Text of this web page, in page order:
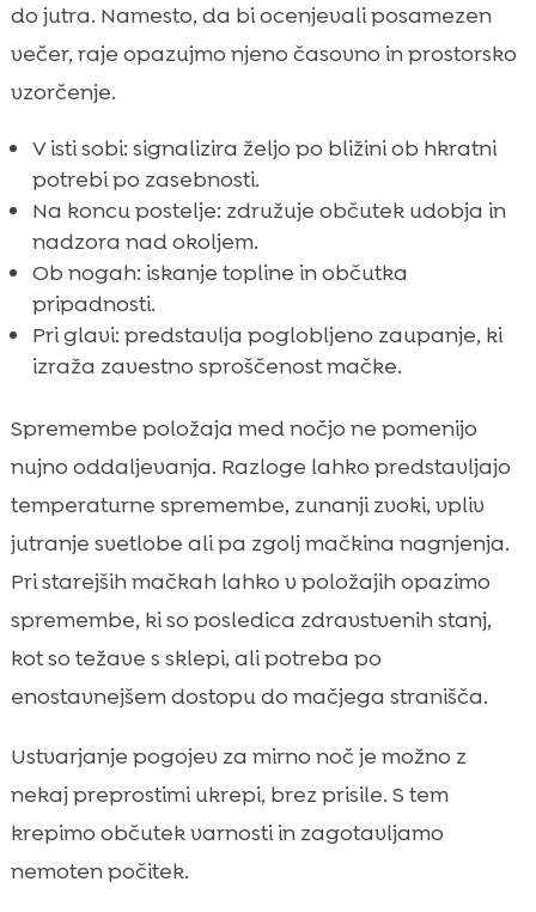
do jutra. Namesto, da bi ocenjevali posamezen
večer, raje opazujmo njeno časovno in prostorsko
vzorčenje.
V isti sobi: signalizira željo po bližini ob hkratni
potrebi po zasebnosti.
Na koncu postelje: združuje občutek udobja in
nadzora nad okoljem.
Ob nogah: iskanje topline in občutka
pripadnosti.
Pri glavi: predstavlja poglobljeno zaupanje, ki
izraža zavestno sproščenost mačke.
Spremembe položaja med nočjo ne pomenijo
nujno oddaljevanja. Razloge lahko predstavljajo
temperaturne spremembe, zunanji zvoki, vpliv
jutranje svetlobe ali pa zgolj mačkina nagnjenja.
Pri starejših mačkah lahko v položajih opazimo
spremembe, ki so posledica zdravstvenih stanj,
kot so težave s sklepi, ali potreba po
enostavnejšem dostopu do mačjega stranišča.
Ustvarjanje pogojev za mirno noč je možno z
nekaj preprostimi ukrepi, brez prisile. S tem
krepimo občutek varnosti in zagotavljamo
nemoten počitek.